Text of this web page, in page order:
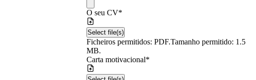
O seu CV*
Select file(s)
Ficheiros permitidos: PDF.Tamanho permitido: 1.5
MB.
Carta motivacional*